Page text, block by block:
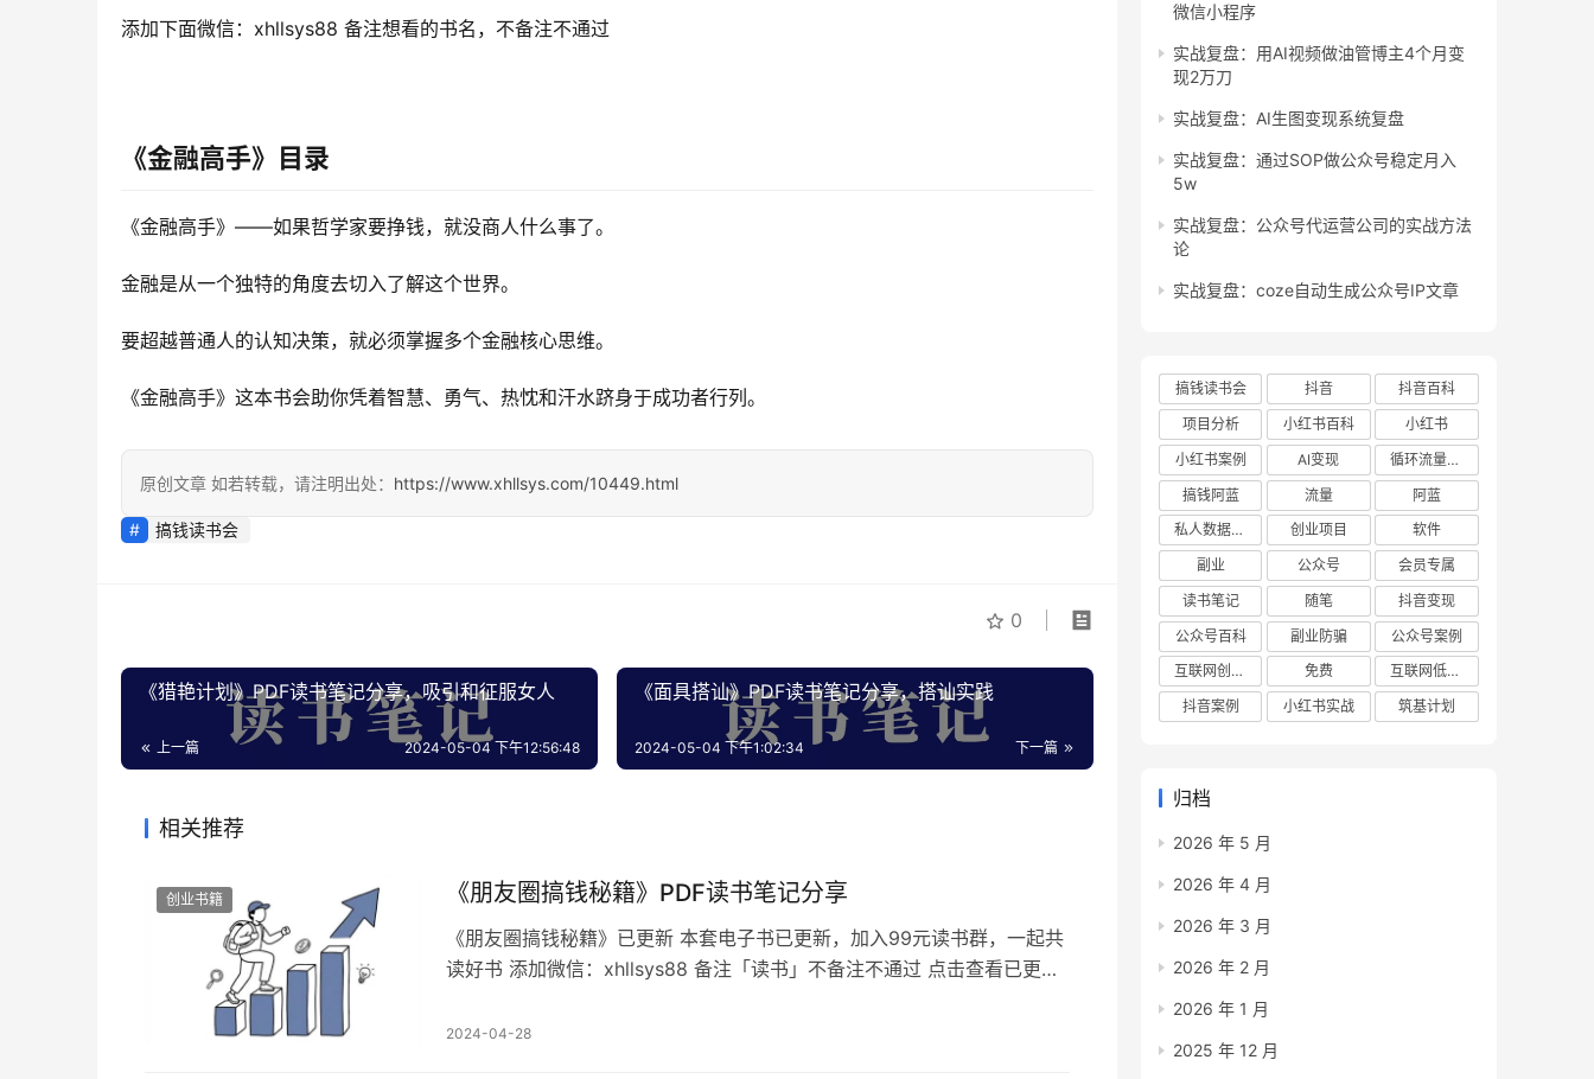
添加下面微信：xhllsys88 备注想看的书名，不备注不通过
《金融高手》 目录
《金融高手》——如果哲学家要挣钱，就没商人什么事了。
金融是从一个独特的角度去切入了解这个世界。
要超越普通人的认知决策，就必须掌握多个金融核心思维。
《金融高手》这本书会助你凭着智慧、勇气、热忱和汗水跻身于成功者行列。
原创文章 如若转载，请注明出处： https://www.xhllsys.com/10449.html
搞钱读书会
0
《猎艳计划》PDF读书笔记分享，吸引和征服女人
上一篇 2024-05-04 下午12:56:48
《面具搭讪》PDF读书笔记分享，搭讪实践
下一篇
2024-05-04 下午1:02:34
相关推荐
创业书籍 《朋友圈搞钱秘籍》PDF读书笔记分享
《朋友圈搞钱秘籍》已更新 本套电子书已更新，加入99元读书群，一起共
读好书 添加微信：xhllsys88 备注「读书」不备注不通过 点击查看已更新
朋友圈营销的人，每年都赚不够10万元？ 为什么10%的人，每天发发圈，
2024-04-28
微信小程序
实战复盘：用AI视频做油管博主4个月变
现2万刀
实战复盘：AI生图变现系统复盘
实战复盘：通过SOP做公众号稳定月入
5w
实战复盘：公众号代运营公司的实战方法
论
实战复盘：coze自动生成公众号IP文章
搞钱读书会 抖音
抖音百科
项目分析
小红书百科
小红书
小红书案例
AI变现
循环流量实验室
搞钱阿蓝
流量
阿蓝
私人数据库项目
创业项目
软件
副业
公众号
会员专属
读书笔记
随笔
抖音变现
公众号百科
副业防骗
公众号案例
互联网创业项目
免费
互联网低成本创业项目
抖音案例
小红书实战 筑基计划
归档
2026 年 5 月
2026 年 4 月
2026 年 3 月
2026 年 2 月
2026 年 1 月
2025 年 12 月